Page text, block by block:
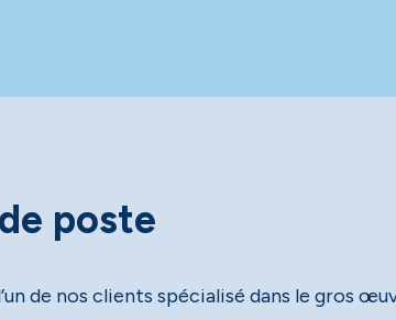
poste
de nos clients spécialisé dans le gros